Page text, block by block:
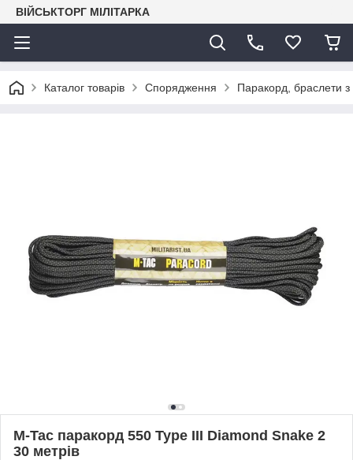
ВІЙСЬКТОРГ МІЛІТАРКА
Каталог товарів Спорядження Паракорд, браслети
M-Tac паракорд 550 Type III Diamond Snake 2
30 метрів